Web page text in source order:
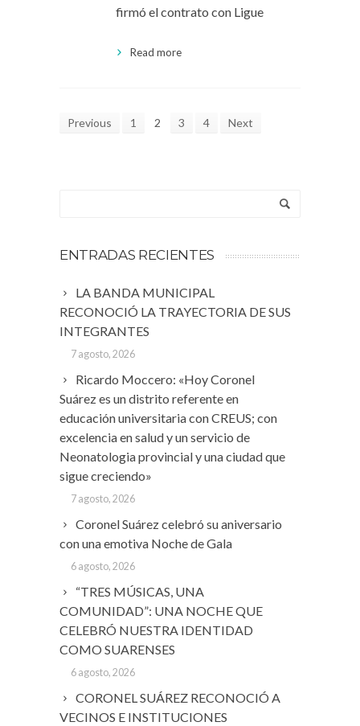
firmó el contrato con Ligue
Read more
Previous 1 2 3 4 Next
ENTRADAS RECIENTES
LA BANDA MUNICIPAL
RECONOCIÓ LA TRAYECTORIA DE SUS
INTEGRANTES
7 agosto, 2026
Ricardo Moccero: «Hoy Coronel
Suárez es un distrito referente en
educación universitaria con CREUS; con
excelencia en salud y un servicio de
Neonatologia provincial y una ciudad que
sigue creciendo»
7 agosto, 2026
Coronel Suárez celebró su aniversario
con una emotiva Noche de Gala
6 agosto, 2026
“TRES MÚSICAS, UNA
COMUNIDAD”: UNA NOCHE QUE
CELEBRÓ NUESTRA IDENTIDAD
COMO SUARENSES
6 agosto, 2026
CORONEL SUÁREZ RECONOCIÓ A
VECINOS E INSTITUCIONES